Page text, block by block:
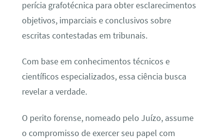
perícia grafotécnica para obter esclarecimentos
objetivos, imparciais e conclusivos sobre
escritas contestadas em tribunais.
Com base em conhecimentos técnicos e
científicos especializados, essa ciência busca
revelar a verdade.
O perito forense, nomeado pelo Juízo, assume
o compromisso de exercer seu papel com